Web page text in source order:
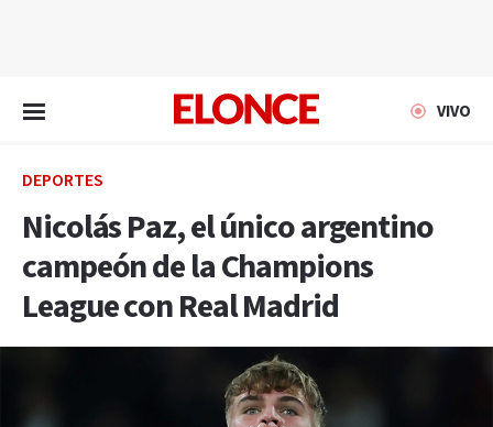
VIVO
DEPORTES
Nicolás Paz, el único argentino
campeón de la Champions
League con Real Madrid